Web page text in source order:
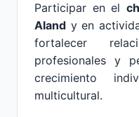
Participar en el
Aland y en
fortalecer
profesionales y
crecimiento
multicultural.